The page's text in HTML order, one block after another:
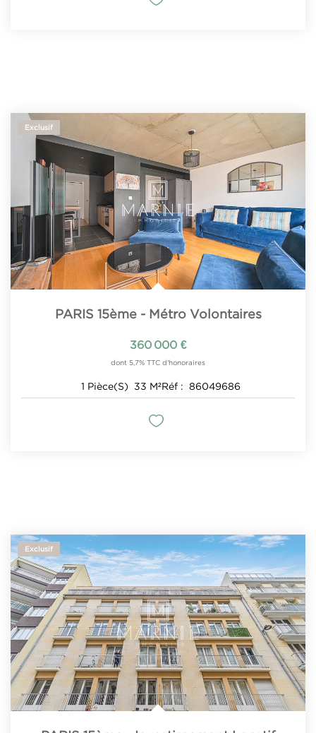
Exclusif
PARIS 15ème - Métro Volontaires
360 000 €
dont 5,7% TTC d'honoraires
1 Pièce(s) 33 M²Réf : 86049686
Exclusif